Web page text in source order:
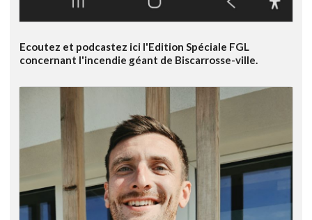
Ecoutez et podcastez ici l'Edition Spéciale FGL
concernant l'incendie géant de Biscarrosse-ville.